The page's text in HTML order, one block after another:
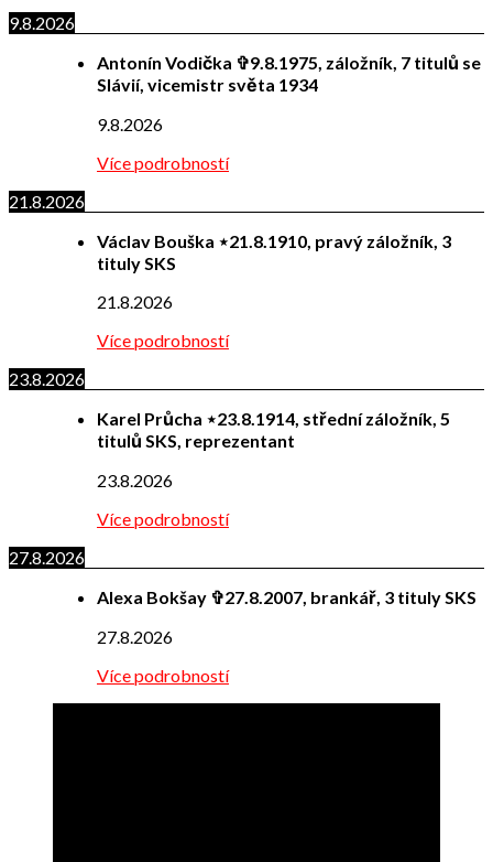
9.8.2026
Antonín Vodička ✞9.8.1975, záložník, 7 titulů se
Slávií, vicemistr světa 1934
9.8.2026
Více podrobností
21.8.2026
Václav Bouška ⋆21.8.1910, pravý záložník, 3
tituly SKS
21.8.2026
Více podrobností
23.8.2026
Karel Průcha ⋆23.8.1914, střední záložník, 5
titulů SKS, reprezentant
23.8.2026
Více podrobností
27.8.2026
Alexa Bokšay ✞27.8.2007, brankář, 3 tituly SKS
27.8.2026
Více podrobností